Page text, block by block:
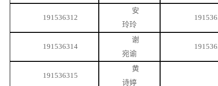
191536312
安
玲玲
191536314
谢
宛谕
191536315
黄
诗婷